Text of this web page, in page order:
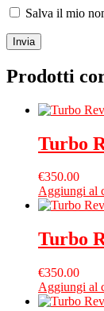
Salva il mio
Prodotti
Turbo
€350.00
Aggiungi al
Turbo
€350.00
Aggiungi al